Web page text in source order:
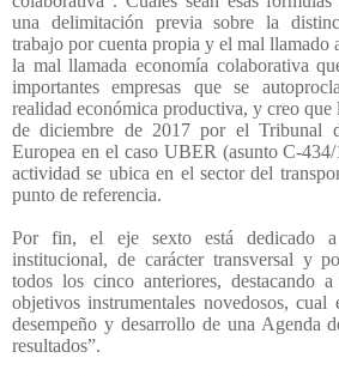
una delimitación previa sobre la
trabajo por cuenta propia y el mal llamado
la mal llamada economía colaborativa
importantes empresas que se
realidad económica productiva, y creo que
de diciembre de 2017 por el Tribunal
Europea en el caso UBER (asunto C-
actividad se ubica en el sector del
punto de referencia.
Por fin, el eje sexto está dedicado
institucional, de carácter transversal y
todos los cinco anteriores, destacando
objetivos instrumentales novedosos, cual
desempeño y desarrollo de una Agenda
resultados”.